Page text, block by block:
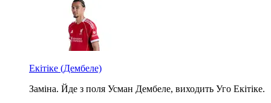
Екітіке (Дембеле)
Заміна. Йде з поля Усман Дембеле, виходить Уго Екітіке.